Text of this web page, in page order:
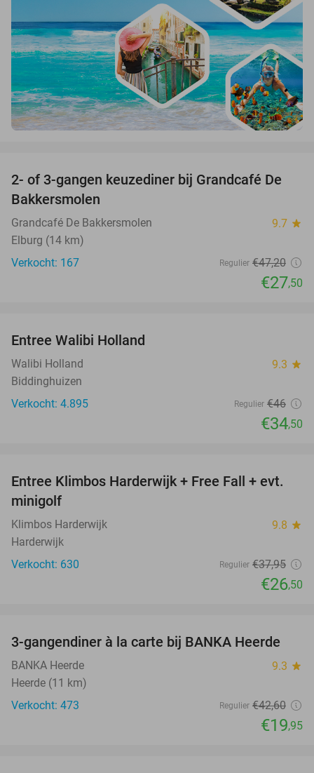
42%
2- of 3-gangen keuzediner bij Grandcafé De
Bakkersmolen
Grandcafé De Bakkersmolen 9.7 star
Elburg (14 km)
Verkocht: 167
Regulier €47,20
€27,50
Entree Walibi Holland
Walibi Holland 9.3 star
Biddinghuizen
Verkocht: 4.895
Regulier €46
€34,50
30%
Entree Klimbos Harderwijk + Free Fall + evt.
minigolf
Klimbos Harderwijk 9.8 star
Harderwijk
Verkocht: 630
Regulier €37,95
€26,50
53%
3-gangendiner à la carte bij BANKA Heerde
BANKA Heerde 9.3 star
Heerde (11 km)
Verkocht: 473
Regulier €42,60
€19,95